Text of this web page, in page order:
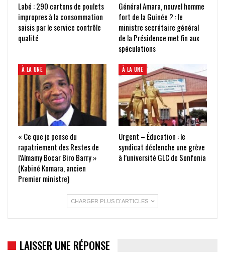
Labé : 290 cartons de poulets
impropres à la consommation
saisis par le service contrôle
qualité
Général Amara, nouvel homme
fort de la Guinée ? : le
ministre secrétaire général
de la Présidence met fin aux
spéculations
À LA UNE
« Ce que je pense du
rapatriement des Restes de
l’Almamy Bocar Biro Barry »
(Kabiné Komara, ancien
Premier ministre)
À LA UNE
Urgent – Éducation : le
syndicat déclenche une grève
à l’université GLC de Sonfonia
CHARGER PLUS D'ARTICLES
LAISSER UNE RÉPONSE